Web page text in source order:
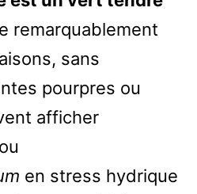
remarquablement
sans
pourpres ou
afficher
ou
en stress hydrique